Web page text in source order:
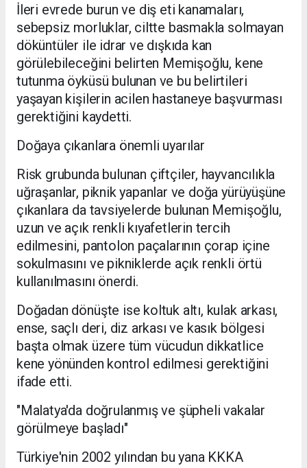
İleri evrede burun ve diş eti kanamaları,
sebepsiz morluklar, ciltte basmakla solmayan
döküntüler ile idrar ve dışkıda kan
görülebileceğini belirten Memişoğlu, kene
tutunma öyküsü bulunan ve bu belirtileri
yaşayan kişilerin acilen hastaneye başvurması
gerektiğini kaydetti.
Doğaya çıkanlara önemli uyarılar
Risk grubunda bulunan çiftçiler, hayvancılıkla
uğraşanlar, piknik yapanlar ve doğa yürüyüşüne
çıkanlara da tavsiyelerde bulunan Memişoğlu,
uzun ve açık renkli kıyafetlerin tercih
edilmesini, pantolon paçalarının çorap içine
sokulmasını ve pikniklerde açık renkli örtü
kullanılmasını önerdi.
Doğadan dönüşte ise koltuk altı, kulak arkası,
ense, saçlı deri, diz arkası ve kasık bölgesi
başta olmak üzere tüm vücudun dikkatlice
kene yönünden kontrol edilmesi gerektiğini
ifade etti.
"Malatya'da doğrulanmış ve şüpheli vakalar
görülmeye başladı"
Türkiye'nin 2002 yılından bu yana KKKA